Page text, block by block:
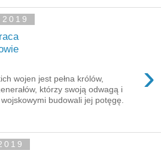
›
wojen jest pełna królów,
którzy swoją odwagą i
budowali jej potęgę.